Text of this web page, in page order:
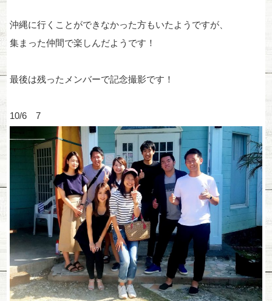
沖縄に行くことができなかった方もいたようですが、
集まった仲間で楽しんだようです！
最後は残ったメンバーで記念撮影です！
10/6 7